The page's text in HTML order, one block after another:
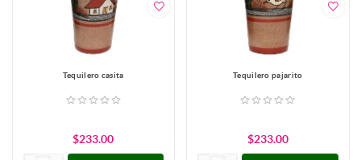
Tequilero casita
$233.00
Tequilero pajarito
$233.00